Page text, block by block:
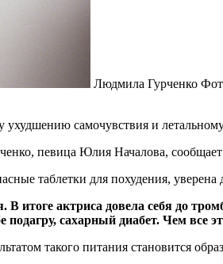
Людмила Гурченко
самочувствия и
певица Юлия Началова, сообщает
таблетки для похудения, уверена
итоге актриса довела себя до
сахарный диабет. Чем все
такого питания становится